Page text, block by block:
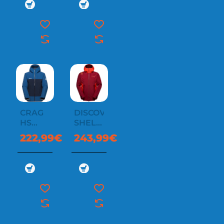
CRAG
HS
HOODED
JACKET
MEN
222,99€
DISCOVER
SHELL
JKT M
243,99€